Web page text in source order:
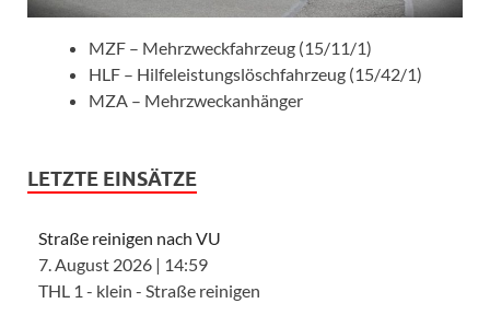
MZF – Mehrzweckfahrzeug (15/11/1)
HLF – Hilfeleistungslöschfahrzeug (15/42/1)
MZA – Mehrzweckanhänger
LETZTE EINSÄTZE
Straße reinigen nach VU
7. August 2026 | 14:59
THL 1 - klein - Straße reinigen